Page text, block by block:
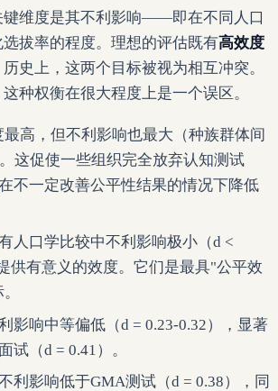
键维度是其不利影响——即在不同人口
拔率的程度。理想的评估既有高效度
历史上，这两个目标被视为相互冲突。
种权衡在很大程度上是一个误区。
最高，但不利影响也最大（种族群体间
这促使一些组织完全放弃认知测试
一定改善公平性结果的情况下降低
人口学比较中不利影响极小（d <
供有意义的效度。它们是最具"公平效
影响中等偏低（d = 0.23-0.32），显著
试（d = 0.41）。
利影响低于GMA测试（d = 0.38），同